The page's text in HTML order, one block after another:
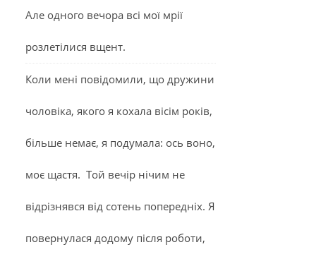
Але одного вечора всі мої мрії
розлетілися вщент.
Коли мені повідомили, що дружини
чоловіка, якого я кохала вісім років,
більше немає, я подумала: ось воно,
моє щастя. Той вечір нічим не
відрізнявся від сотень попередніх. Я
повернулася додому після роботи,